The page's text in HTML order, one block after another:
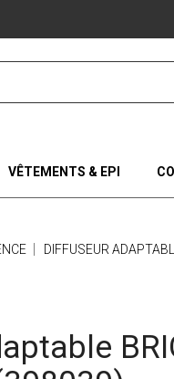
VÊTEMENTS & EPI
DIFFUSEUR